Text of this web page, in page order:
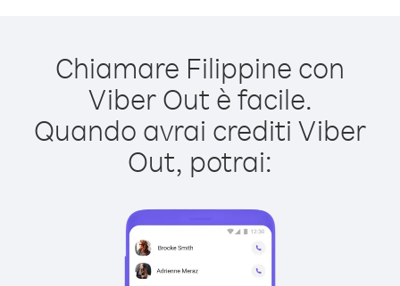
Chiamare Filippine con
Viber Out è facile.
Quando avrai crediti Viber
Out, potrai: